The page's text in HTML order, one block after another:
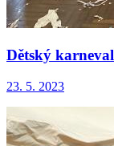
Dětský karneval
23. 5. 2023